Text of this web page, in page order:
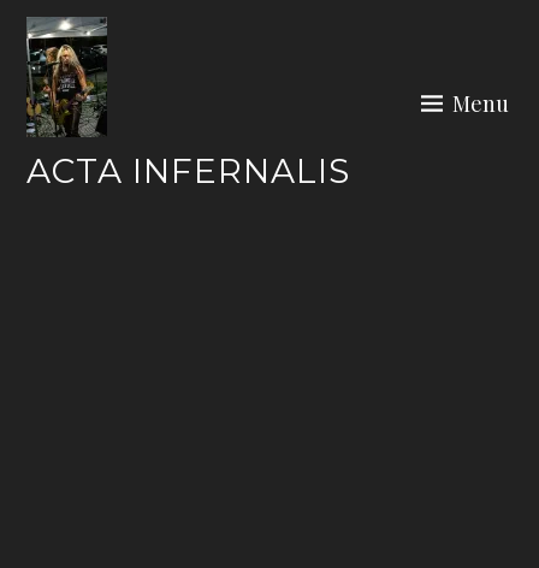
Skip
content
ACTA INFERNALIS
Menu